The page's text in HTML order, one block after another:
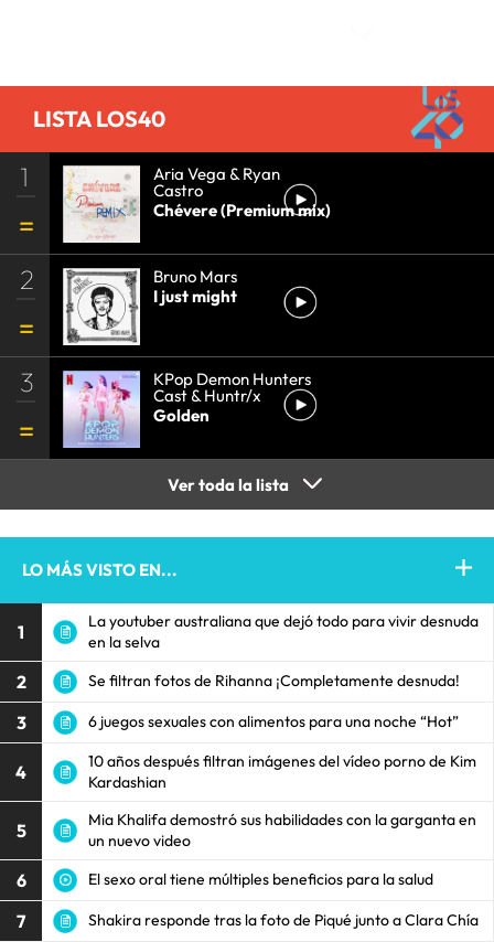
LISTA LOS40
1 Aria Vega & Ryan
Castro
Chévere (Premium mix)
2
Bruno Mars
I just might
3 KPop Demon Hunters
Cast & Huntr/x
Golden
Ver toda la lista
LO MÁS VISTO EN...
1
La youtuber australiana que dejó todo para vivir desnuda
en la selva
2 Se filtran fotos de Rihanna ¡Completamente desnuda!
3 6 juegos sexuales con alimentos para una noche “Hot”
4
10 años después filtran imágenes del vídeo porno de Kim
Kardashian
5
Mia Khalifa demostró sus habilidades con la garganta en
un nuevo video
6 El sexo oral tiene múltiples beneficios para la salud
7 Shakira responde tras la foto de Piqué junto a Clara Chía